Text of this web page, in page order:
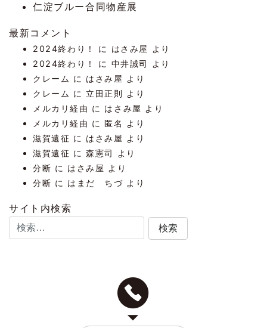
仁淀ブルー合同物産展
最新コメント
2024終わり！ に はさみ屋
より
2024終わり！
に 中井誠司
より
クレーム に はさみ屋 より
クレーム に 立田正則 より
メルカリ経由 に はさみ屋 より
メルカリ経由 に匿名
より
滋賀遠征 に はさみ屋 より
滋賀遠征 に森憲司
より
分断 に はさみ屋 より
分断 に はまだ ちづ より
サイト内検索